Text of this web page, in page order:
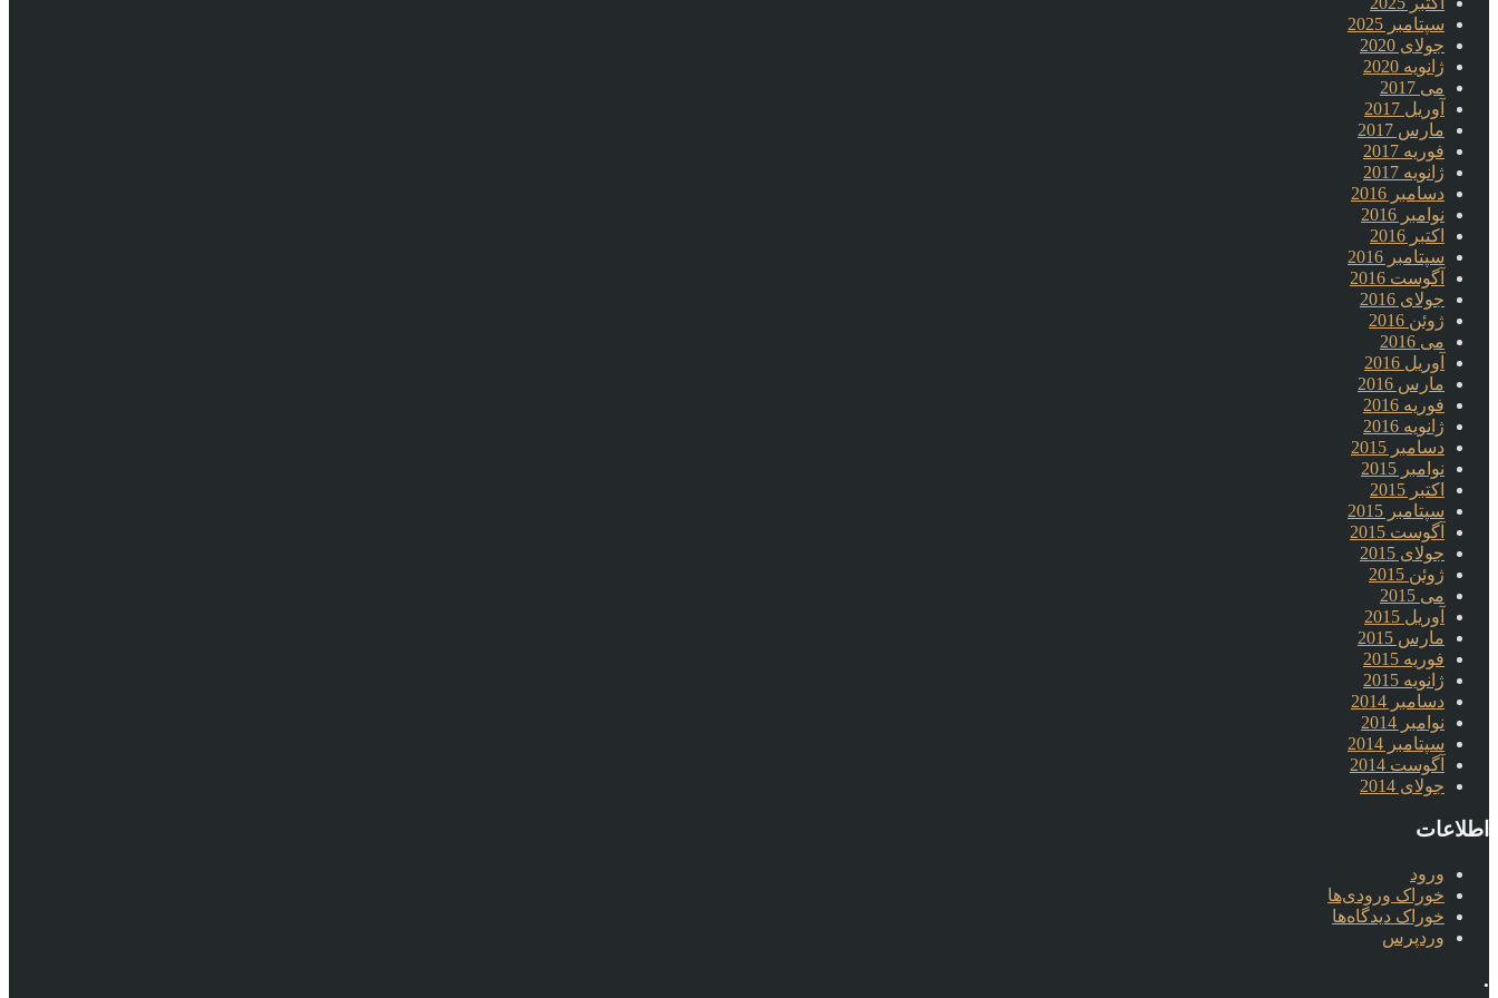
سپتامبر 2025
جولای 2020
ژانویه 2020
می 2017
آوریل 2017
مارس 2017
فوریه 2017
ژانویه 2017
دسامبر 2016
نوامبر 2016
اکتبر 2016
سپتامبر 2016
آگوست 2016
جولای 2016
ژوئن 2016
می 2016
آوریل 2016
مارس 2016
فوریه 2016
ژانویه 2016
دسامبر 2015
نوامبر 2015
اکتبر 2015
سپتامبر 2015
آگوست 2015
جولای 2015
ژوئن 2015
می 2015
آوریل 2015
مارس 2015
فوریه 2015
ژانویه 2015
دسامبر 2014
نوامبر 2014
سپتامبر 2014
آگوست 2014
جولای 2014
اطلاعات
ورود
خوراک ورودی‌ها
خوراک دیدگاه‌ها
وردپرس
.